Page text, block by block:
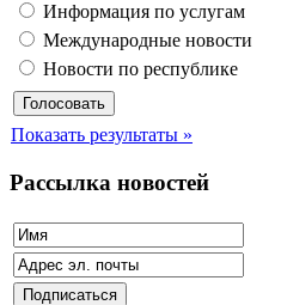
Информация по услугам
Международные новости
Новости по республике
Показать результаты »
Рассылка новостей